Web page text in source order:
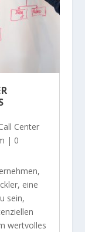
Center
| 0
eine
sein,
wertvolles